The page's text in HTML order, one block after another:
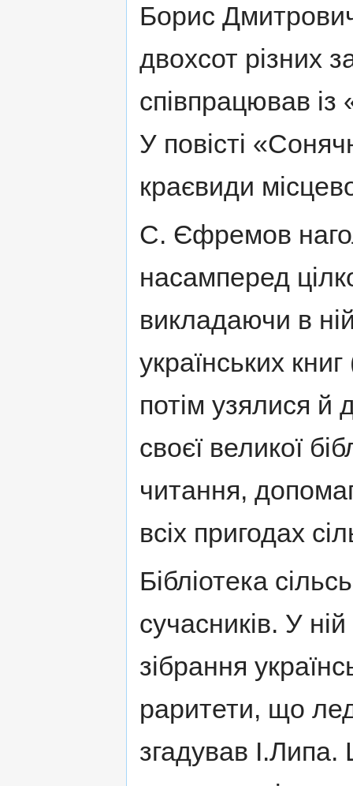
Борис
двохсот різних
співпрацював
У повісті
краєвиди
С. Єфремов
насамперед
викладаючи в
українських
потім узялися й
своєї великої
читання,
всіх пригодах
Бібліотека
сучасників. У
зібрання
раритети, що
згадував І.Липа.